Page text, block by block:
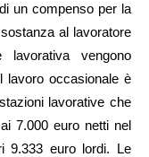
un compenso per la
al lavoratore
vengono
lavoro occasionale è
lavorative che
7.000 euro netti nel
9.333 euro lordi. Le